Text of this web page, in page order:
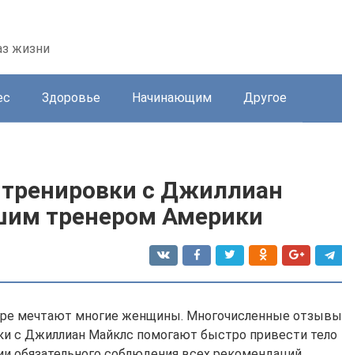
жизни
Здоровье Начинающим Другое
с Джиллиан
тренером Америки
мечтают многие женщины. Многочисленные отзывы
с Джиллиан Майклс помогают быстро привести тело